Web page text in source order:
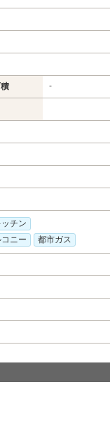
-
チン
ニー 都市ガス